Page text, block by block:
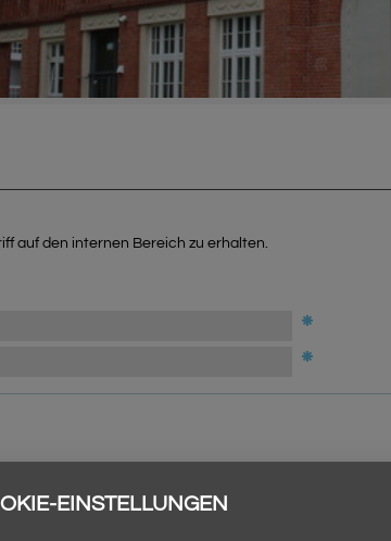
auf den internen Bereich zu erhalten.
EINSTELLUNGEN